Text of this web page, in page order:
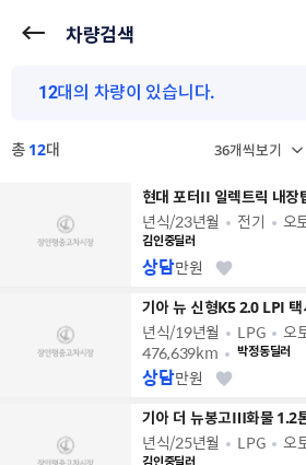
차량검색
총 12대
현대 포터II 일렉트릭 내장
년식/23년월 전기 오
김인중딜러
상담만원
기아 뉴 신형K5 2.0 LPI 택
년식/19년월 LPG 오
476,639km
박정동딜러
상담만원
기아 더 뉴봉고Ⅲ화물 1.2
년식/25년월 LPG 오